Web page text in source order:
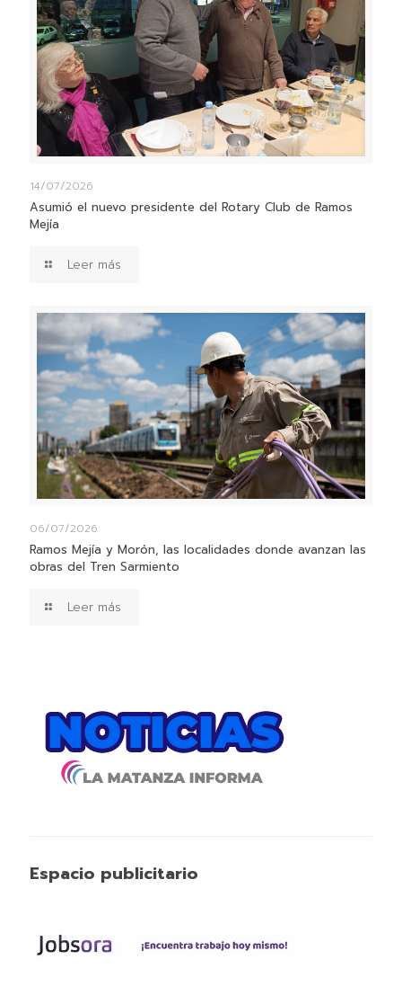
14/07/2026
Asumió el nuevo presidente del Rotary Club de Ramos
Mejía
Leer más
06/07/2026
Ramos Mejía y Morón, las localidades donde avanzan las
obras del Tren Sarmiento
Leer más
Espacio publicitario